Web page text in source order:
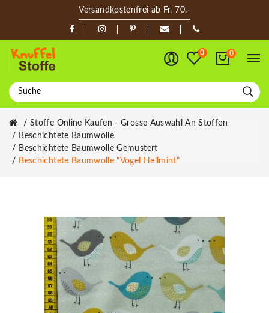
Versandkostenfrei ab Fr. 70.-
0 0
Stoffe Online Kaufen - Grosse Auswahl An Stoffen
Beschichtete Baumwolle
Beschichtete Baumwolle Gemustert
Beschichtete Baumwolle "Vogel Hellmint"